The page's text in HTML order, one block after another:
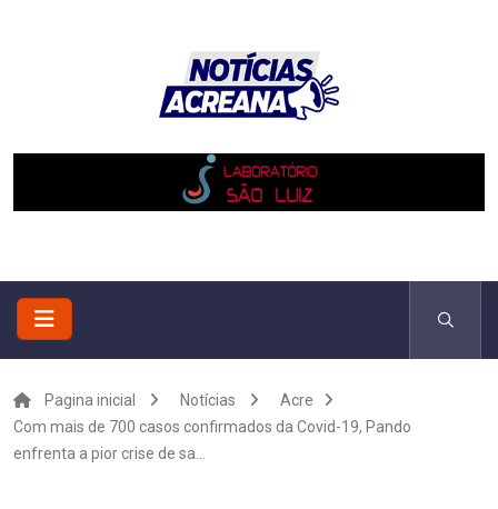
Pagina inicial Notícias
Acre
Com mais de 700 casos confirmados da Covid-19, Pando
enfrenta a pior crise de sa...